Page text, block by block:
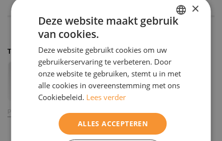
Treppenstufen
Produkt ansehen
×
Deze website maakt gebruik
van cookies.
Deze website gebruikt cookies om uw
gebruikerservaring te verbeteren. Door
onze website te gebruiken, stemt u in met
alle cookies in overeenstemming met ons
Cookiebeleid. Lees verder
ALLES ACCEPTEREN